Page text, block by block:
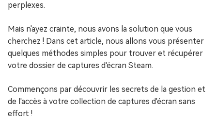
perplexes.
Mais n'ayez crainte, nous avons la solution que vous
cherchez ! Dans cet article, nous allons vous présenter
quelques méthodes simples pour trouver et récupérer
votre dossier de captures d'écran Steam.
Commençons par découvrir les secrets de la gestion et
de l'accès à votre collection de captures d'écran sans
effort !